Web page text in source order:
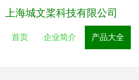
上海城文桨科技有限公司
首页 企业简介 产品大全